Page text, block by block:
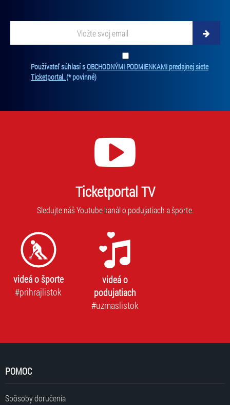
Zadajte svoju e-mailovú adresu, na ktorú vám budeme zasielať
Používateľ súhlasí sOBCHODNÝMI PODMIENKAMI predajnej siete
Ticketportal.(* povinné)
Ticketportal TV
Sledujte náš Youtube kanál o podujatiach a športe.
videá o športe
#prihrajlistok
videá o
podujatiach
#uzmaslistok
POMOC
Spôsoby doručenia